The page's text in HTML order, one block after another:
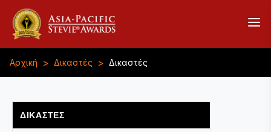
Αρχική > Δικαστές > Δικαστές
ΔΙΚΑΣΤΈΣ